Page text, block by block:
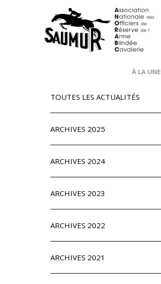
À LA UNE
TOUTES LES ACTUALITÉS
ARCHIVES 2025
ARCHIVES 2024
ARCHIVES 2023
ARCHIVES 2022
ARCHIVES 2021